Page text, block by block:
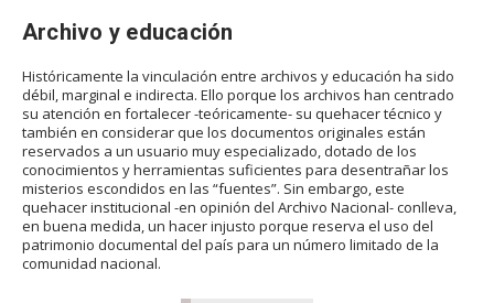
Archivo y educación
Históricamente la vinculación entre archivos y educación ha sido
débil, marginal e indirecta. Ello porque los archivos han centrado
su atención en fortalecer -teóricamente- su quehacer técnico y
también en considerar que los documentos originales están
reservados a un usuario muy especializado, dotado de los
conocimientos y herramientas suficientes para desentrañar los
misterios escondidos en las “fuentes”. Sin embargo, este
quehacer institucional -en opinión del Archivo Nacional- conlleva,
en buena medida, un hacer injusto porque reserva el uso del
patrimonio documental del país para un número limitado de la
comunidad nacional.